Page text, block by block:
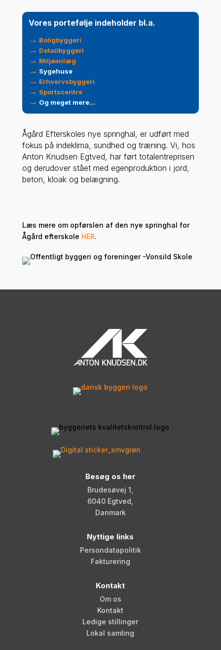
Vores portefølje indeholder bl.a.
→ Boligbyggeri
→ Detailbyggeri
→ Miljøanlæg
→ Sygehuse
→ Erhvervsbyggeri
→ Sportscentre
→ Og meget mere…
Ågård Efterskoles nye springhal, er udført med
fokus på indeklima, sundhed og træning. Vi, hos
Anton Knudsen Egtved, har ført totalentreprisen
og derudover stået med egenproduktion i jord,
beton, kloak og belægning.
Læs mere om opførslen af den nye springhal for
Ågård efterskole HER.
Besøg os her
Brudesøvej 1,
6040 Egtved,
Danmark
Nyttige links
Persondatapolitik
Fakturering
Kontakt
Om os
Kontakt
Ledige stillinger
Lokal samling